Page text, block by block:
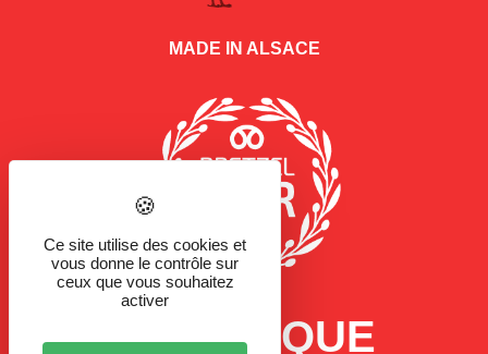
MADE IN ALSACE
LA MARQUE
Ce site utilise des cookies et
vous donne le contrôle sur
ceux que vous souhaitez
activer